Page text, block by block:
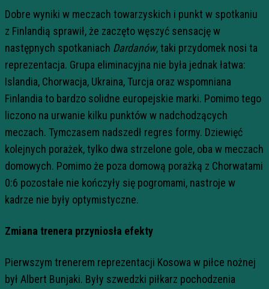
Dobre wyniki w meczach towarzyskich i punkt w spotkaniu
z Finlandią sprawił, że zaczęto węszyć sensację w
następnych spotkaniach Dardanów, taki przydomek nosi ta
reprezentacja. Grupa eliminacyjna nie była jednak łatwa:
Islandia, Chorwacja, Ukraina, Turcja oraz wspomniana
Finlandia to bardzo solidne europejskie marki. Pomimo tego
liczono na urwanie kilku punktów w nadchodzących
meczach. Tymczasem nadszedł regres formy. Dziewięć
kolejnych porażek, tylko dwa strzelone gole, oba w meczach
domowych. Pomimo że poza domową porażką z Chorwatami
0:6 pozostałe nie kończyły się pogromami, nastroje w
kadrze nie były optymistyczne.
Zmiana trenera przyniosła efekty
Pierwszym trenerem reprezentacji Kosowa w piłce nożnej
był Albert Bunjaki. Były szwedzki piłkarz pochodzenia